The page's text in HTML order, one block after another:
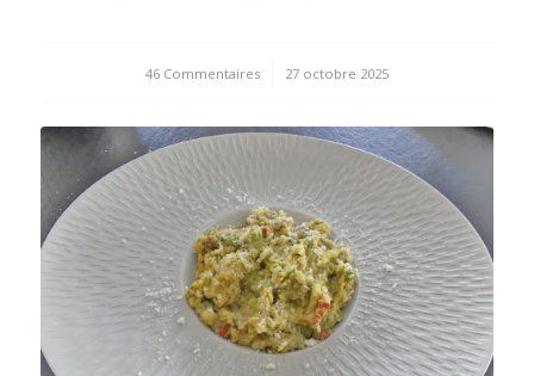
46 Commentaires
/ 27 octobre 2025